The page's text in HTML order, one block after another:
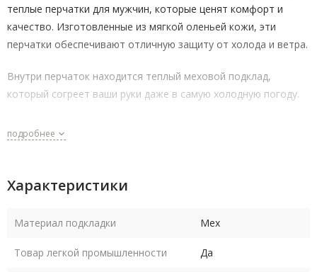
теплые перчатки для мужчин, которые ценят комфорт и
качество. Изготовленные из мягкой оленьей кожи, эти
перчатки обеспечивают отличную защиту от холода и ветра.
Внутри перчаток находится теплый меховой подклад,
который согреет ваши руки даже в самую холодную погоду.
Классический крой и небольшой разрез сбоку делают эти
перчатки удобными и стильными. Они подойдут для
Выбирая перчатки мужские Ploneer, вы получаете не только
ваших рук от холода и ветра.
подробнее
Характеристики
Материал подкладки Мех
Товар легкой промышленности Да